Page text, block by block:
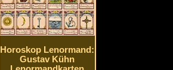
Horoskop Lenormand:
Gustav Kühn